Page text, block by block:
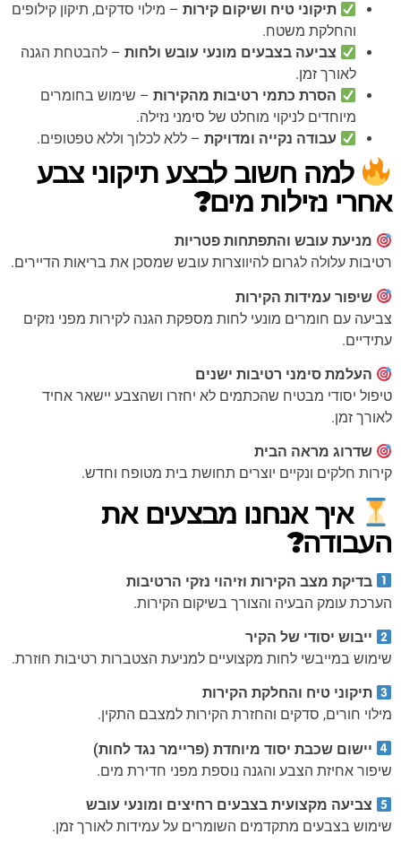
תיקוני טיח ושיקום קירות – מילוי סדקים, תיקון קילופים
והחלקת משטח.
צביעה בצבעים מונעי עובש ולחות – להבטחת הגנה
לאורך זמן.
הסרת כתמי רטיבות מהקירות – שימוש בחומרים
מיוחדים לניקוי מוחלט של סימני נזילה.
עבודה נקייה ומדויקת – ללא לכלוך וללא טפטופים.
למה חשוב לבצע תיקוני צבע
אחרי נזילות מים?
מניעת עובש והתפתחות פטריות
רטיבות עלולה לגרום להיווצרות עובש שמסכן את בריאות הדיירים.
שיפור עמידות הקירות
צביעה עם חומרים מונעי לחות מספקת הגנה לקירות מפני נזקים
עתידיים.
העלמת סימני רטיבות ישנים
טיפול יסודי מבטיח שהכתמים לא יחזרו ושהצבע יישאר אחיד
לאורך זמן.
שדרוג מראה הבית
קירות חלקים ונקיים יוצרים תחושת בית מטופח וחדש.
איך אנחנו מבצעים את
העבודה?
בדיקת מצב הקירות וזיהוי נזקי הרטיבות
הערכת עומק הבעיה והצורך בשיקום הקירות.
ייבוש יסודי של הקיר
שימוש במייבשי לחות מקצועיים למניעת הצטברות רטיבות חוזרת.
תיקוני טיח והחלקת הקירות
מילוי חורים, סדקים והחזרת הקירות למצבם התקין.
יישום שכבת יסוד מיוחדת (פריימר נגד לחות)
שיפור אחיזת הצבע והגנה נוספת מפני חדירת מים.
צביעה מקצועית בצבעים רחיצים ומונעי עובש
שימוש בצבעים מתקדמים השומרים על עמידות לאורך זמן.